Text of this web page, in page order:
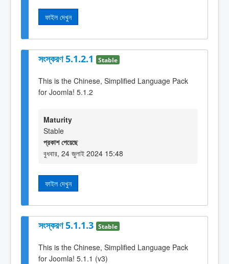
ফাইল দেখুন
সংস্করণ 5.1.2.1 Stable
This is the Chinese, Simplified Language Pack
for Joomla! 5.1.2
Maturity
Stable
প্রকাশ পেয়েছে
বুধবার, 24 জুলাই 2024 15:48
ফাইল দেখুন
সংস্করণ 5.1.1.3 Stable
This is the Chinese, Simplified Language Pack
for Joomla! 5.1.1 (v3)